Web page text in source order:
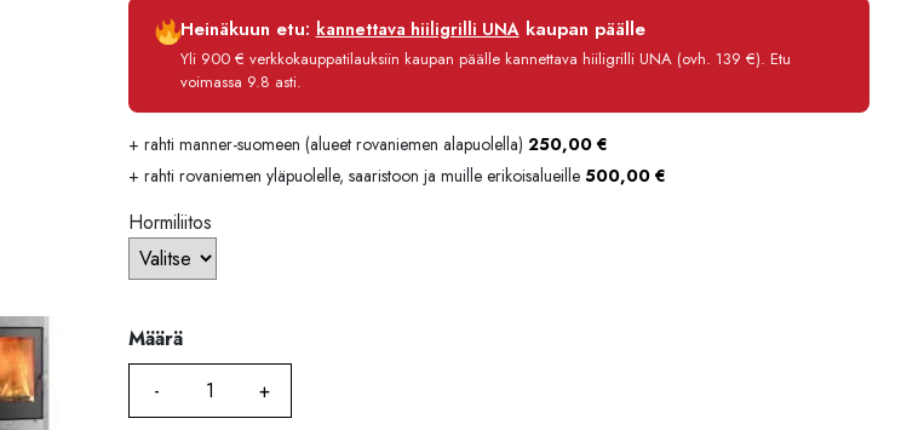
4656,00 €
Luottoaika
Korko
Käsittelymaksu
Heinäkuun etu: kannettava hiiligrilli UNAkaupan päälle
Yli 900 € verkkokauppatilauksiin kaupan päälle kannettava hiiligrilli UNA (ovh. 139 €). Etu
voimassa 9.8 asti.
+ rahti manner-suomeen (alueet rovaniemen alapuolella) 250,00 €
+ rahti rovaniemen yläpuolelle, saaristoon ja muille erikoisalueille 500,00 €
Hormiliitos
Määrä
Määrä